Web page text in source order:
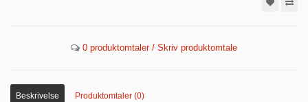
0 produktomtaler / Skriv produktomtale
Beskrivelse Produktomtaler (0)